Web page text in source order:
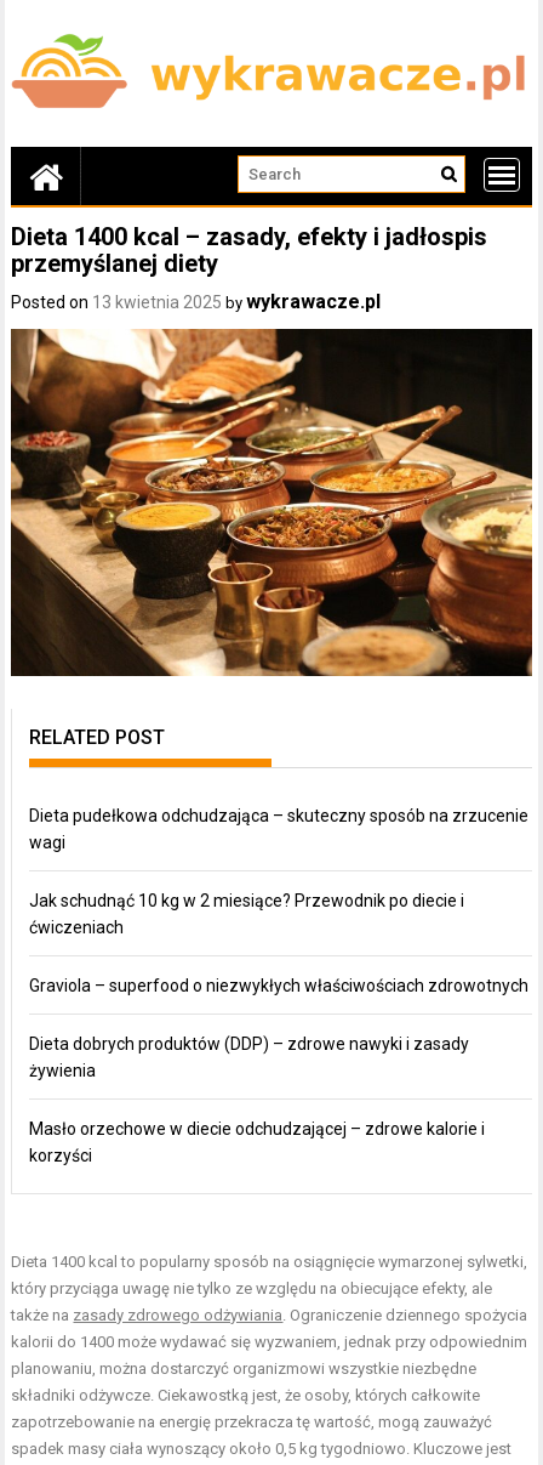
content
Dieta 1400 kcal – zasady, efekty i jadłospis
przemyślanej diety
Posted on 13 kwietnia 2025 bywykrawacze.pl
RELATED POST
Dieta pudełkowa odchudzająca – skuteczny sposób na zrzucenie
wagi
Jak schudnąć 10 kg w 2 miesiące? Przewodnik po diecie i
ćwiczeniach
Graviola – superfood o niezwykłych właściwościach zdrowotnych
Dieta dobrych produktów (DDP) – zdrowe nawyki i zasady
żywienia
Masło orzechowe w diecie odchudzającej – zdrowe kalorie i
korzyści
Dieta 1400 kcal to popularny sposób na osiągnięcie wymarzonej sylwetki,
który przyciąga uwagę nie tylko ze względu na obiecujące efekty, ale
także na zasady zdrowego odżywiania. Ograniczenie dziennego spożycia
kalorii do 1400 może wydawać się wyzwaniem, jednak przy odpowiednim
planowaniu, można dostarczyć organizmowi wszystkie niezbędne
składniki odżywcze. Ciekawostką jest, że osoby, których całkowite
zapotrzebowanie na energię przekracza tę wartość, mogą zauważyć
spadek masy ciała wynoszący około 0,5 kg tygodniowo. Kluczowe jest